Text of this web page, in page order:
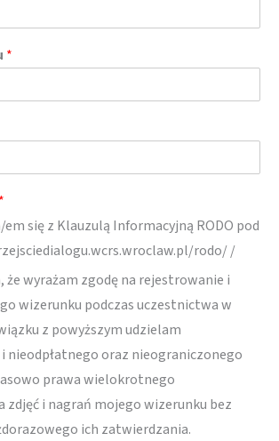
*
*
em się z Klauzulą Informacyjną RODO pod
rodo/ /
że wyrażam zgodę na rejestrowanie i
wizerunku podczas uczestnictwa w
z powyższym udzielam
nieodpłatnego oraz nieograniczonego
prawa wielokrotnego
zdjęć i nagrań mojego wizerunku bez
ich zatwierdzania.